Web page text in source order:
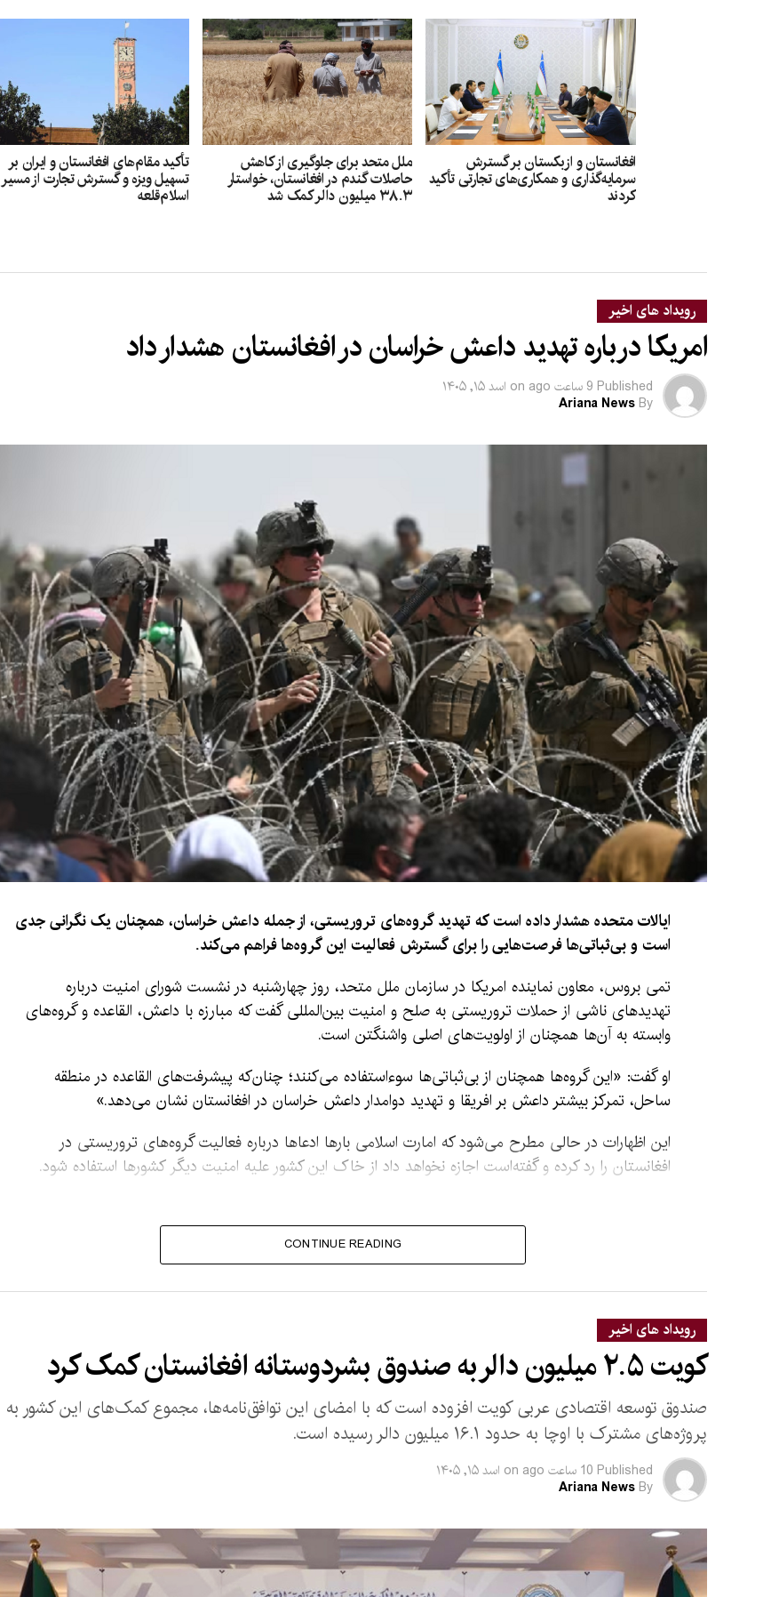
افغانستان و ازبکستان بر گسترش
سرمایه‌گذاری و همکاری‌های تجارتی تأکید
کردند
ملل متحد برای جلوگیری از کاهش
حاصلات گندم در افغانستان، خواستار
۳۸.۳ میلیون دالر کمک شد
تأکید مقام‌های افغانستان و ایران بر
تسهیل ویزه و گسترش تجارت از مسیر
اسلام‌قلعه
رویداد های اخیر
امریکا درباره تهدید داعش خراسان در افغانستان هشدار داد
Published 9 ساعت ago on اسد ۱۵, ۱۴۰۵
By
Ariana News
ایالات متحده هشدار داده است که تهدید گروه‌های تروریستی، از جمله داعش خراسان، همچنان یک نگرانی جدی
است و بی‌ثباتی‌ها فرصت‌هایی را برای گسترش فعالیت این گروه‌ها فراهم می‌کند.
تمی بروس، معاون نماینده امریکا در سازمان ملل متحد، روز چهارشنبه در نشست شورای امنیت درباره
تهدیدهای ناشی از حملات تروریستی به صلح و امنیت بین‌المللی گفت که مبارزه با داعش، القاعده و گروه‌های
وابسته به آن‌ها همچنان از اولویت‌های اصلی واشنگتن است.
او گفت: «این گروه‌ها همچنان از بی‌ثباتی‌ها سوءاستفاده می‌کنند؛ چنان‌که پیشرفت‌های القاعده در منطقه
ساحل، تمرکز بیشتر داعش بر افریقا و تهدید دوامدار داعش خراسان در افغانستان نشان می‌دهد.»
این اظهارات در حالی مطرح می‌شود که امارت اسلامی بارها ادعاها درباره فعالیت گروه‌های تروریستی در
افغانستان را رد کرده و گفته‌است اجازه نخواهد داد از خاک این کشور علیه امنیت دیگر کشورها استفاده شود.
CONTINUE READING
رویداد های اخیر
کویت ۲.۵ میلیون دالر به صندوق بشردوستانه افغانستان کمک کرد
صندوق توسعه اقتصادی عربی کویت افزوده است که با امضای این توافق‌نامه‌ها، مجموع کمک‌های این کشور به
پروژه‌های مشترک با اوچا به حدود ۱۶.۱ میلیون دالر رسیده است.
Published 10 ساعت ago on اسد ۱۵, ۱۴۰۵
By
Ariana News